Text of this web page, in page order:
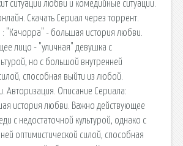
ситуации любви и комедийные ситуации.
Скачать Сериал через торрент.
: "Качорра" - большая история любви.
лицо - "уличная" девушка с
но с большой внутренней
способная выйти из любой.
Авторизация. Описание Сериала:
история любви. Важно действующее
с недостаточной культурой, однако с
оптимистической силой, способная